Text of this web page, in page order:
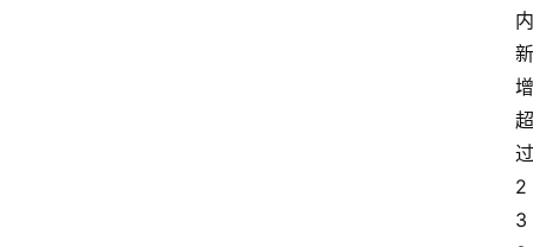
内
新
增
超
过
2
3